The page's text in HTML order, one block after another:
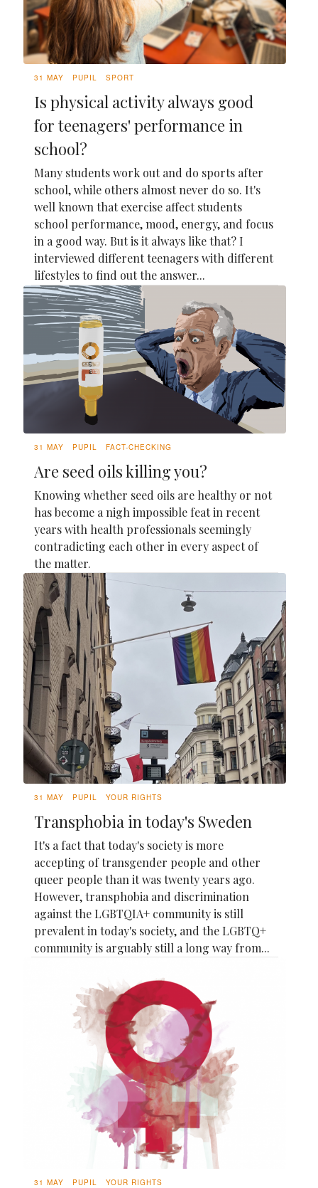
31 MAY PUPIL SPORT
Is physical activity always good
for teenagers' performance in
school?
Many students work out and do sports after
school, while others almost never do so. It's
well known that exercise affect students
school performance, mood, energy, and focus
in a good way. But is it always like that? I
interviewed different teenagers with different
lifestyles to find out the answer...
31 MAY PUPIL FACT-CHECKING
Are seed oils killing you?
Knowing whether seed oils are healthy or not
has become a nigh impossible feat in recent
years with health professionals seemingly
contradicting each other in every aspect of
the matter.
31 MAY PUPIL YOUR RIGHTS
Transphobia in today's Sweden
It's a fact that today's society is more
accepting of transgender people and other
queer people than it was twenty years ago.
However, transphobia and discrimination
against the LGBTQIA+ community is still
prevalent in today's society, and the LGBTQ+
community is arguably still a long way from...
31 MAY PUPIL YOUR RIGHTS